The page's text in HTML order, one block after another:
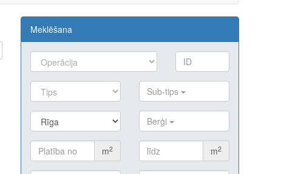
Meklēšana
Sub-tips
Berģi
m2 m2